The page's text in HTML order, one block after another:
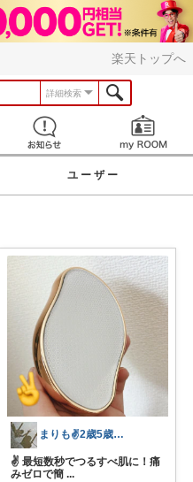
楽天トップへ
詳細検索
見つける お知らせ
ユーザー
まりも✌️2歳5歳のママ☀️朝コレ☀️
✌️ 最短数秒でつるすべ肌に！痛
みゼロで簡 ...